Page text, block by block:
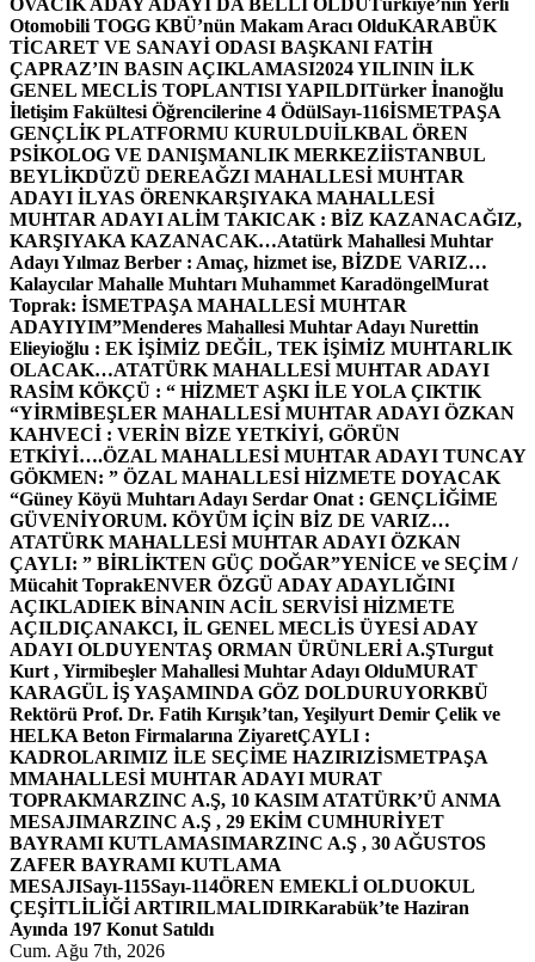
Otomobili TOGG KBÜ’nün Makam Aracı OlduKARABÜK
TİCARET VE SANAYİ ODASI BAŞKANI FATİH
ÇAPRAZ’IN BASIN AÇIKLAMASI2024 YILININ İLK
GENEL MECLİS TOPLANTISI YAPILDITürker İnanoğlu
İletişim Fakültesi Öğrencilerine 4 ÖdülSayı-116İSMETPAŞA
GENÇLİK PLATFORMU KURULDUİLKBAL ÖREN
PSİKOLOG VE DANIŞMANLIK MERKEZİİSTANBUL
BEYLİKDÜZÜ DEREAĞZI MAHALLESİ MUHTAR
ADAYI İLYAS ÖRENKARŞIYAKA MAHALLESİ
MUHTAR ADAYI ALİM TAKICAK : BİZ KAZANACAĞIZ,
KARŞIYAKA KAZANACAK…Atatürk Mahallesi Muhtar
Adayı Yılmaz Berber : Amaç, hizmet ise, BİZDE VARIZ…
Kalaycılar Mahalle Muhtarı Muhammet KaradöngelMurat
Toprak: İSMETPAŞA MAHALLESİ MUHTAR
ADAYIYIM”Menderes Mahallesi Muhtar Adayı Nurettin
Elieyioğlu : EK İŞİMİZ DEĞİL, TEK İŞİMİZ MUHTARLIK
OLACAK…ATATÜRK MAHALLESİ MUHTAR ADAYI
RASİM KÖKÇÜ : “ HİZMET AŞKI İLE YOLA ÇIKTIK
“YİRMİBEŞLER MAHALLESİ MUHTAR ADAYI ÖZKAN
KAHVECİ : VERİN BİZE YETKİYİ, GÖRÜN
ETKİYİ….ÖZAL MAHALLESİ MUHTAR ADAYI TUNCAY
GÖKMEN: ” ÖZAL MAHALLESİ HİZMETE DOYACAK
“Güney Köyü Muhtarı Adayı Serdar Onat : GENÇLİĞİME
GÜVENİYORUM. KÖYÜM İÇİN BİZ DE VARIZ…
ATATÜRK MAHALLESİ MUHTAR ADAYI ÖZKAN
ÇAYLI: ” BİRLİKTEN GÜÇ DOĞAR”YENİCE ve SEÇİM /
Mücahit ToprakENVER ÖZGÜ ADAY ADAYLIĞINI
AÇIKLADIEK BİNANIN ACİL SERVİSİ HİZMETE
AÇILDIÇANAKCI, İL GENEL MECLİS ÜYESİ ADAY
ADAYI OLDUYENTAŞ ORMAN ÜRÜNLERİ A.ŞTurgut
Kurt , Yirmibeşler Mahallesi Muhtar Adayı OlduMURAT
KARAGÜL İŞ YAŞAMINDA GÖZ DOLDURUYORKBÜ
Rektörü Prof. Dr. Fatih Kırışık’tan, Yeşilyurt Demir Çelik ve
HELKA Beton Firmalarına ZiyaretÇAYLI :
KADROLARIMIZ İLE SEÇİME HAZIRIZİSMETPAŞA
MMAHALLESİ MUHTAR ADAYI MURAT
TOPRAKMARZINC A.Ş, 10 KASIM ATATÜRK’Ü ANMA
MESAJIMARZINC A.Ş , 29 EKİM CUMHURİYET
BAYRAMI KUTLAMASIMARZINC A.Ş , 30 AĞUSTOS
ZAFER BAYRAMI KUTLAMA
MESAJISayı-115Sayı-114ÖREN EMEKLİ OLDUOKUL
ÇEŞİTLİLİĞİ ARTIRILMALIDIRKarabük’te Haziran
Ayında 197 Konut Satıldı
Cum. Ağu 7th, 2026